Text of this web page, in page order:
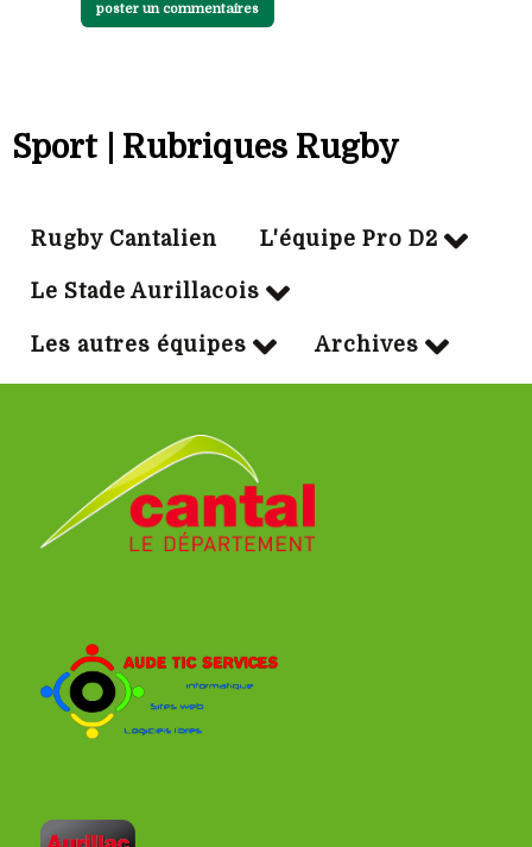
poster un commentaires
Sport | Rubriques Rugby
Rugby Cantalien L'équipe Pro D2
Le Stade Aurillacois
Les autres équipes Archives